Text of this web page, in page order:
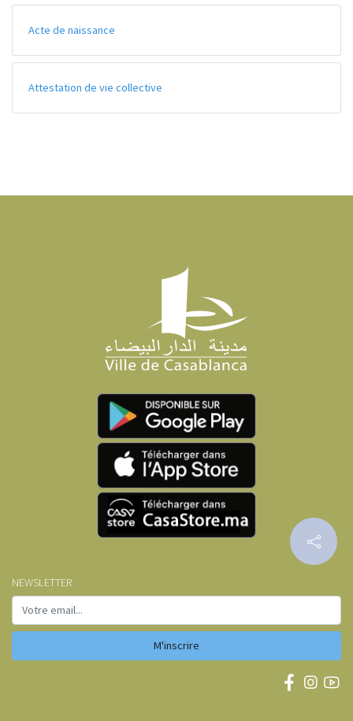
Acte de naissance
Attestation de vie collective
NEWSLETTER
M'inscrire